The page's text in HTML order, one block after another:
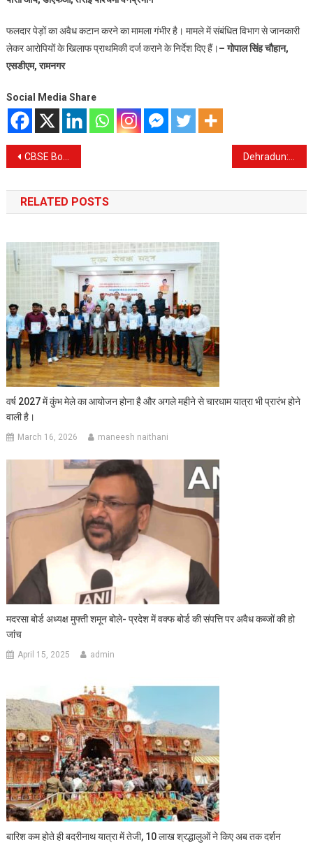
फलदार पेड़ों का अवैध कटान करने का मामला गंभीर है। मामले में संबंधित विभाग से जानकारी
लेकर आरोपियों के खिलाफ प्राथमिकी दर्ज कराने के निर्देश दिए हैं।– गोपाल सिंह चौहान,
एसडीएम, रामनगर
Social Media Share
Post
navigation
CBSE Board 10th Result: 16 वें स्थान पर रहा दून रीजन, 91.59% रहा परिणाम, बेटियों ने फिर बेटों को पछाड़ा
RELATED POSTS
वर्ष 2027 में कुंभ मेले का आयोजन होना है और अगले महीने से चारधाम यात्रा भी प्रारंभ होने
वाली है।
March 16, 2026 maneesh naithani
मदरसा बोर्ड अध्यक्ष मुफ्ती शमून बोले- प्रदेश में वक्फ बोर्ड की संपत्ति पर अवैध कब्जों की हो
जांच
April 15, 2025 admin
बारिश कम होते ही बदरीनाथ यात्रा में तेजी, 10 लाख श्रद्धालुओं ने किए अब तक दर्शन